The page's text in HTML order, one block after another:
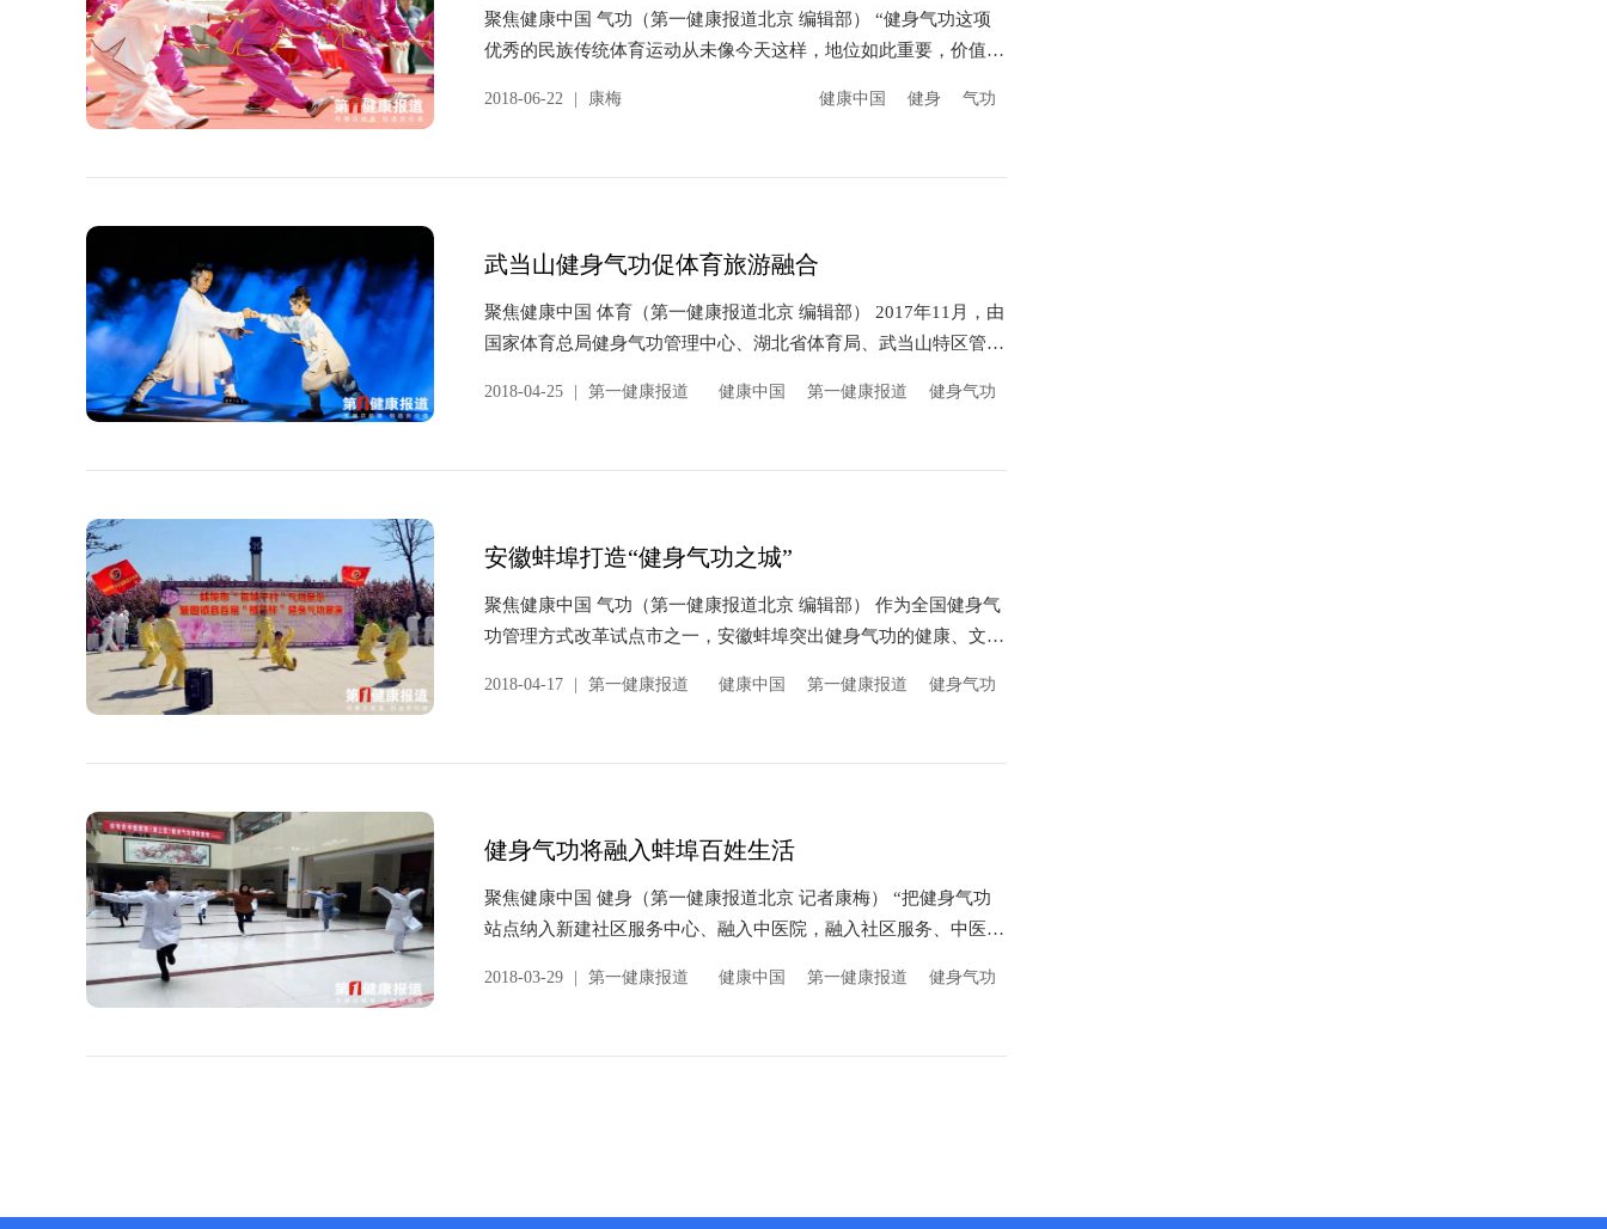
聚焦健康中国 气功（第一健康报道北京 编辑部） “健身气功这项
优秀的民族传统体育运动从未像今天这样，地位如此重要，价值如
基层组织建设、...
2018-06-22 康梅 健康中国 健身 气功
武当山健身气功促体育旅游融合
聚焦健康中国 体育（第一健康报道北京 编辑部） 2017年11月，由
国家体育总局健身气功管理中心、湖北省体育局、武当山特区管委
堰武当山举...
2018-04-25 第一健康报道 健康中国 第一健康报道 健身气功
安徽蚌埠打造“健身气功之城”
聚焦健康中国 气功（第一健康报道北京 编辑部） 作为全国健身气
功管理方式改革试点市之一，安徽蚌埠突出健身气功的健康、文化
新，稳中求进，使得健...
2018-04-17 第一健康报道 健康中国 第一健康报道 健身气功
健身气功将融入蚌埠百姓生活
聚焦健康中国 健身（第一健康报道北京 记者康梅） “把健身气功
站点纳入新建社区服务中心、融入中医院，融入社区服务、中医养
功推广力度和效...
2018-03-29 第一健康报道 健康中国 第一健康报道 健身气功